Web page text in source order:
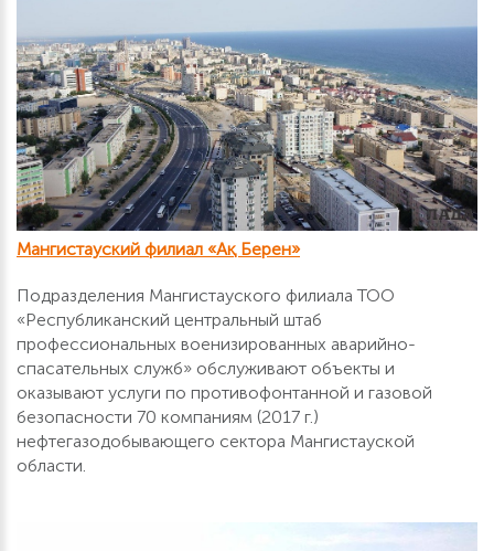
Мангистауский филиал «Ақ Берен»
Подразделения Мангистауского филиала ТОО
«Республиканский центральный штаб
профессиональных военизированных аварийно-
спасательных служб» обслуживают объекты и
оказывают услуги по противофонтанной и газовой
безопасности 70 компаниям (2017 г.)
нефтегазодобывающего сектора Мангистауской
области.